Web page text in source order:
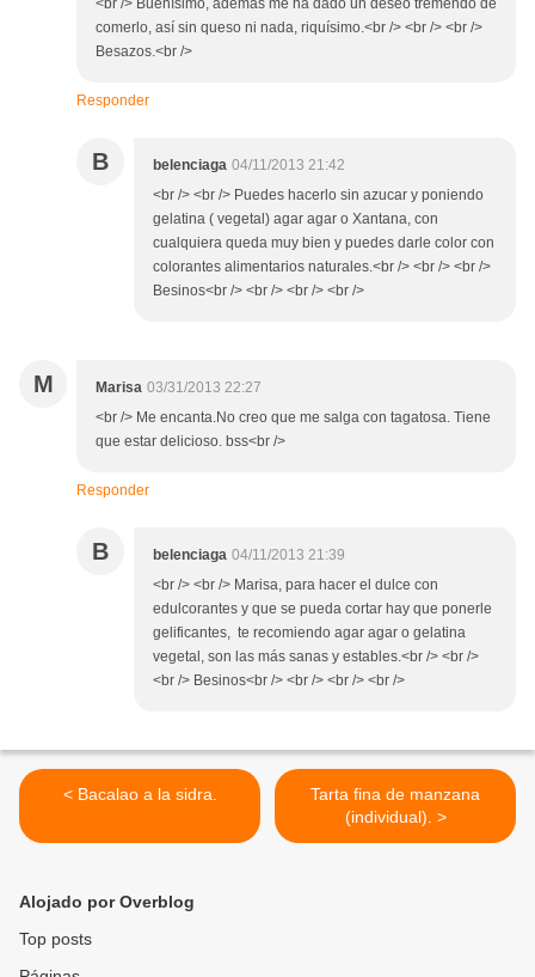
<br /> Buenísimo, además me ha dado un deseo tremendo de
comerlo, así sin queso ni nada, riquísimo.<br /> <br /> <br />
Besazos.<br />
Responder
B belenciaga 04/11/2013 21:42
<br /> <br /> Puedes hacerlo sin azucar y poniendo
gelatina ( vegetal) agar agar o Xantana, con
cualquiera queda muy bien y puedes darle color con
colorantes alimentarios naturales.<br /> <br /> <br />
Besinos<br /> <br /> <br /> <br />
M Marisa 03/31/2013 22:27
<br /> Me encanta.No creo que me salga con tagatosa. Tiene
que estar delicioso. bss<br />
Responder
B belenciaga 04/11/2013 21:39
<br /> <br /> Marisa, para hacer el dulce con
edulcorantes y que se pueda cortar hay que ponerle
gelificantes, te recomiendo agar agar o gelatina
vegetal, son las más sanas y estables.<br /> <br />
<br /> Besinos<br /> <br /> <br /> <br />
< Bacalao a la sidra.
Tarta fina de manzana
(individual). >
Alojado por Overblog
Top posts